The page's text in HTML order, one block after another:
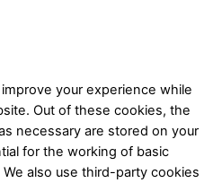
your experience while
Out of these cookies, the
necessary are stored on your
for the working of basic
also use third-party cookies